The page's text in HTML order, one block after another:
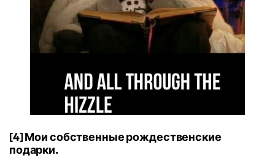
[4] Мои собственные рождественские
подарки.